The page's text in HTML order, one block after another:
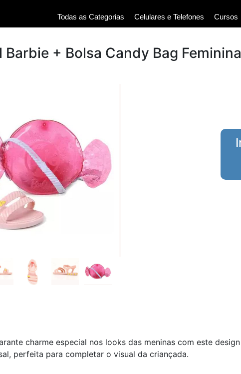
Todas as Categorias Celulares e Telefones Cursos
+ Bolsa Candy Bag
charme especial nos looks das meninas com este
perfeita para completar o visual da criançada.